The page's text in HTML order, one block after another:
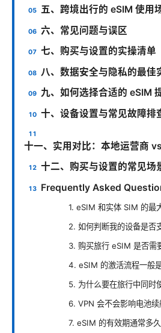
五、跨境出行的 eSIM 使用
六、常见问题与误区
七、购买与设置的实操清单
八、数据安全与隐私的最佳
九、如何选择合适的 eSIM
十、设备设置与常见故障排
十一、实用对比：本地运营商
十二、购买与设置的常见场
Frequently Asked
1. eSIM 和实体 SIM 的最
2. 如何判断我的设备是否
3. 购买旅行 eSIM 是否需
4. eSIM 的激活流程一般
5. 为什么要在旅行中同时
6. VPN 会不会影响电池续
7. eSIM 的有效期通常多久